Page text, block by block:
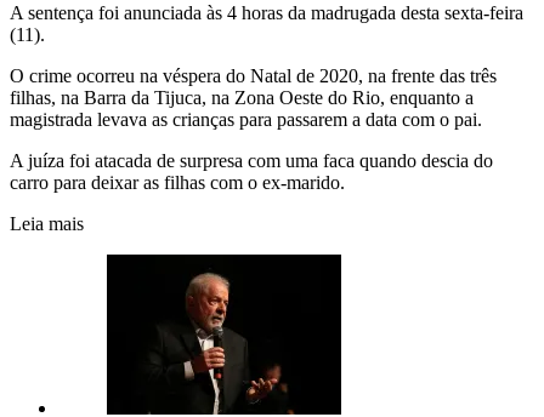
A sentença foi anunciada às 4 horas da madrugada desta sexta-feira
(11).
O crime ocorreu na véspera do Natal de 2020, na frente das três
filhas, na Barra da Tijuca, na Zona Oeste do Rio, enquanto a
magistrada levava as crianças para passarem a data com o pai.
A juíza foi atacada de surpresa com uma faca quando descia do
carro para deixar as filhas com o ex-marido.
Leia mais